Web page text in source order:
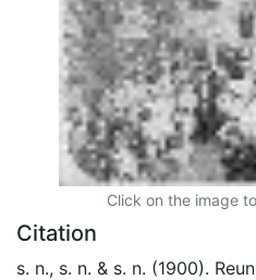
Click on the image
Citation
s. n., s. n. & s. n. (1900).